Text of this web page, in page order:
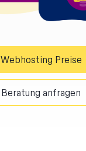
Webhosting Preise
Beratung anfragen